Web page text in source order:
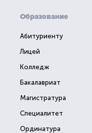
Образование
Абитуриенту
Лицей
Колледж
Бакалавриат
Магистратура
Специалитет
Ординатура